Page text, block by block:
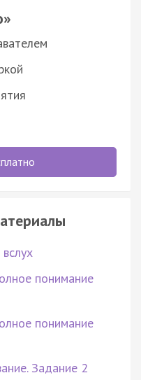
понимание
понимание
Задание 2